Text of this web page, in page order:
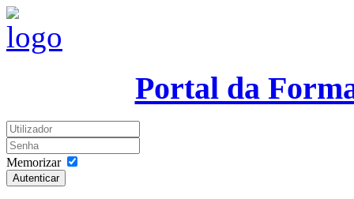
Portal da
Memorizar
Autenticar